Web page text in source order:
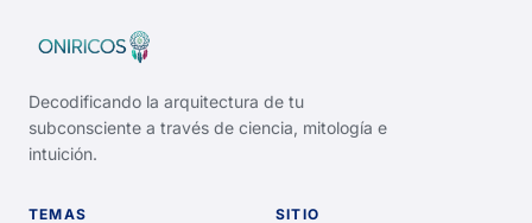
Decodificando la arquitectura de tu
subconsciente a través de ciencia, mitología e
intuición.
TEMAS SITIO